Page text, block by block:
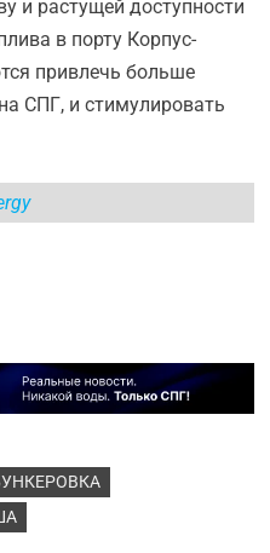
и растущей доступности
в порту Корпус-
привлечь больше
СПГ, и стимулировать